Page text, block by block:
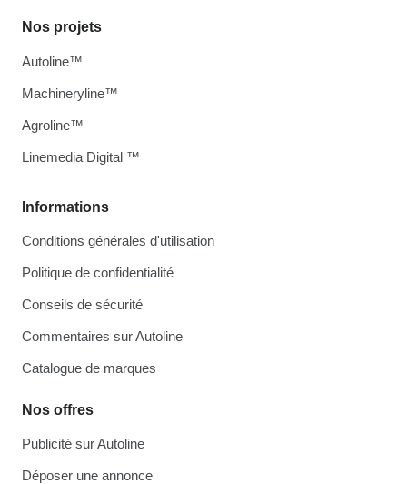
Informations
Conditions générales d'utilisation
Politique de confidentialité
Conseils de sécurité
Commentaires sur Autoline
Catalogue de marques
Nos offres
Publicité sur Autoline
Déposer une annonce
Nos projets
Autoline™
Machineryline™
Agroline™
Linemedia Digital ™